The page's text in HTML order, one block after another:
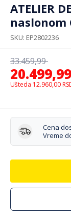
ATELIER
naslonom
SKU EP2802236
20.499,99
33.459,99
Ušteda 12.960,00
Cena
Vreme